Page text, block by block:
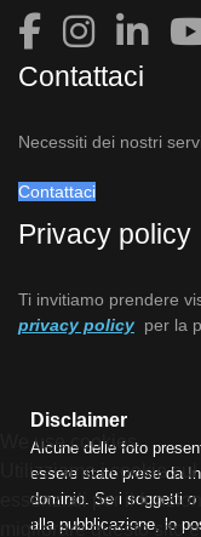
Contattaci
Necessiti dei nostri
Contattaci
Privacy policy
Ti invitiamo prendere
privacy policy per la
Disclaimer
Alcune delle foto
essere state prese da
dominio. Se i soggetti
alla pubblicazione, lo
We use cookies
Utilizziamo i cookie
essenziali per il
migliorare questo sito